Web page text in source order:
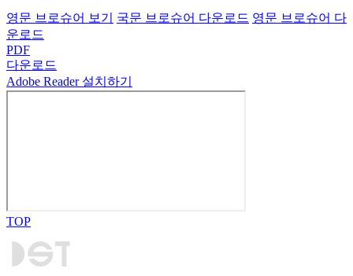
영문 브로슈어 보기 국문 브로슈어 다운로드 영문 브로슈어 다
운로드
PDF
다운로드
Adobe Reader 설치하기
TOP